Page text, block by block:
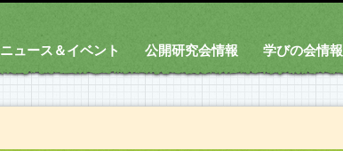
ニュース＆イベント 公開研究会情報 学びの会情報